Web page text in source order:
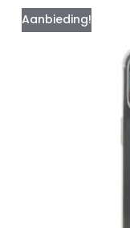
Aanbieding!